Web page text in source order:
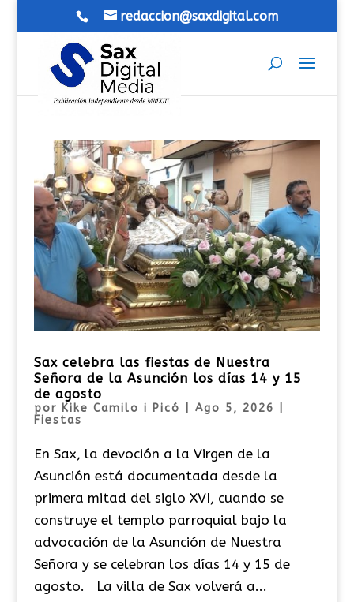
redaccion@saxdigital.com
Sax celebra las fiestas de Nuestra
Señora de la Asunción los días 14 y 15
de agosto
por Kike Camilo i Picó Ago 5, 2026
Fiestas
En Sax, la devoción a la Virgen de la
Asunción está documentada desde la
primera mitad del siglo XVI, cuando se
construye el templo parroquial bajo la
advocación de la Asunción de Nuestra
Señora y se celebran los días 14 y 15 de
agosto. La villa de Sax volverá a...